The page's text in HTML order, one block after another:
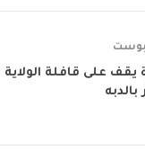
بوست
يقف على قافلة